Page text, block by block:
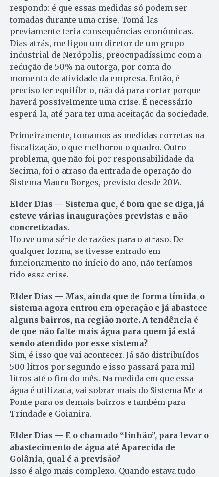
respondo: é que essas medidas só podem ser
tomadas durante uma crise. Tomá-las
previamente teria consequências econômicas.
Dias atrás, me ligou um diretor de um grupo
industrial de Nerópolis, preocupadíssimo com a
redução de 50% na outorga, por conta do
momento de atividade da empresa. Então, é
preciso ter equilíbrio, não dá para cortar porque
haverá possivelmente uma crise. É necessário
esperá-la, até para ter uma aceitação da sociedade.
Primeiramente, tomamos as medidas corretas na
fiscalização, o que melhorou o quadro. Outro
problema, que não foi por responsabilidade da
Secima, foi o atraso da entrada de operação do
Sistema Mauro Borges, previsto desde 2014.
Elder Dias — Sistema que, é bom que se diga, já
esteve várias inaugurações previstas e não
concretizadas.
Houve uma série de razões para o atraso. De
qualquer forma, se tivesse entrado em
funcionamento no início do ano, não teríamos
tido essa crise.
Elder Dias — Mas, ainda que de forma tímida, o
sistema agora entrou em operação e já abastece
alguns bairros, na região norte. A tendência é
de que não falte mais água para quem já está
sendo atendido por esse sistema?
Sim, é isso que vai acontecer. Já são distribuídos
500 litros por segundo e isso passará para mil
litros até o fim do mês. Na medida em que essa
água é utilizada, vai sobrar mais do Sistema Meia
Ponte para os demais bairros e também para
Trindade e Goianira.
Elder Dias — E o chamado “linhão”, para levar o
abastecimento de água até Aparecida de
Goiânia, qual é a previsão?
Isso é algo mais complexo. Quando estava tudo